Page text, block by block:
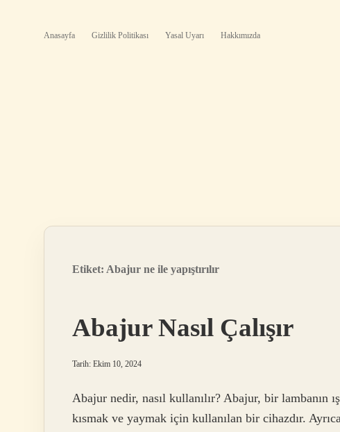
Anasayfa Gizlilik Politikası Yasal Uyarı Hakkımızda
Etiket: Abajur ne ile yapıştırılır
Abajur Nasıl Çalışır
Tarih: Ekim 10, 2024
Abajur nedir, nasıl kullanılır? Abajur, bir lambanın
kısmak ve yaymak için kullanılan bir cihazdır.